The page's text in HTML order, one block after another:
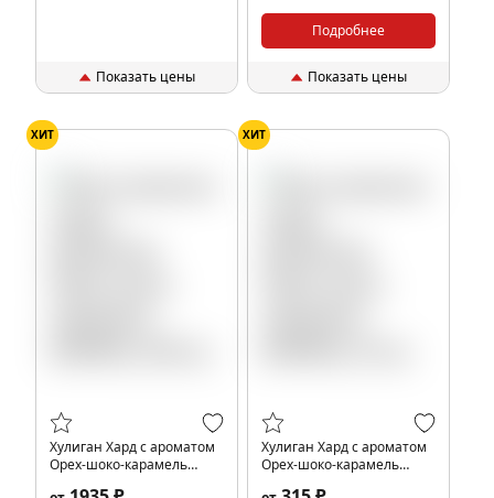
Показать цены
Подробнее
Показать цены
ХИТ
Хулиган Хард с ароматом
Орех-шоко-карамель
ХИТ
Хулиган Хард с ароматом
Орех-шоко-карамель